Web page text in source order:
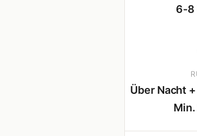
6-8
Über Nacht